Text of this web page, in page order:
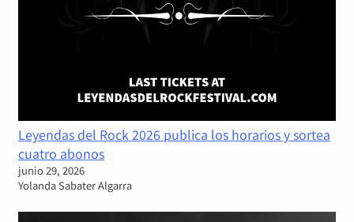
Leyendas del Rock 2026 publica los horarios y sortea
cuatro abonos
junio 29, 2026
Yolanda Sabater Algarra